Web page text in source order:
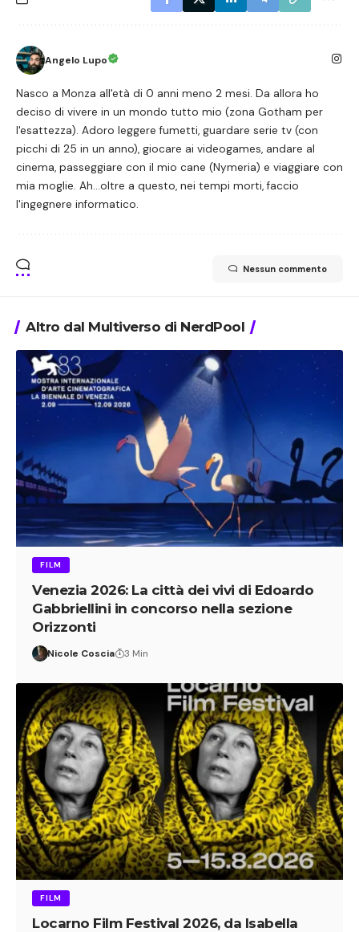
Angelo Lupo
Nasco a Monza all'età di 0 anni meno 2 mesi. Da allora ho
deciso di vivere in un mondo tutto mio (zona Gotham per
l'esattezza). Adoro leggere fumetti, guardare serie tv (con
picchi di 25 in un anno), giocare ai videogames, andare al
cinema, passeggiare con il mio cane (Nymeria) e viaggiare con
mia moglie. Ah...oltre a questo, nei tempi morti, faccio
l'ingegnere informatico.
Nessun commento
Altro dal Multiverso di NerdPool
FILM
Venezia 2026: La città dei vivi di Edoardo
Gabbriellini in concorso nella sezione
Orizzonti
Nicole Coscia 3 Min
FILM
Locarno Film Festival 2026, da Isabella